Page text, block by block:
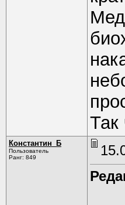
Так
Константин_Б
Пользователь
Ранг: 849